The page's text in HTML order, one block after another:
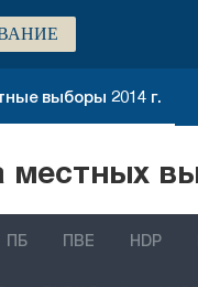
выборы 2014 г.
ПБ ПВЕ HDP